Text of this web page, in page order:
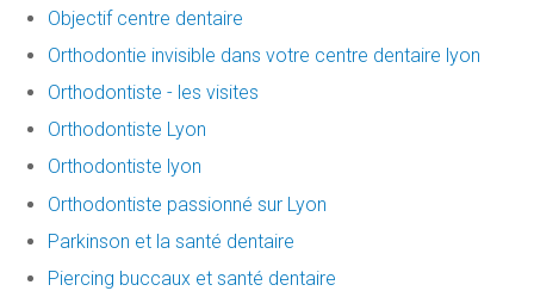
Objectif centre dentaire
Orthodontie invisible dans votre centre dentaire lyon
Orthodontiste - les visites
Orthodontiste Lyon
Orthodontiste lyon
Orthodontiste passionné sur Lyon
Parkinson et la santé dentaire
Piercing buccaux et santé dentaire